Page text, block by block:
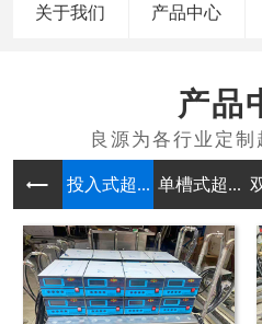
关于我们 产品中心
产品
投入式超... 单槽式超...